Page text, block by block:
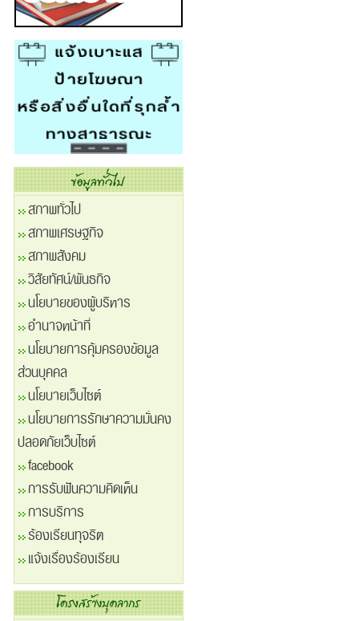
สภาพทั่วไป
สภาพเศรษฐกิจ
สภาพสังคม
วิสัยทัศน์/พันธกิจ
นโยบายของผู้บริหาร
อำนาจหน้าที่
นโยบายการคุ้มครองข้อมูล
ส่วนบุคคล
นโยบายเว็บไซต์
นโยบายการรักษาความมั่นคง
ปลอดภัยเว็บไซต์
facebook
การรับฟันความคิดเห็น
การบริการ
ร้องเรียนทุจริต
แจ้งเรื่องร้องเรียน